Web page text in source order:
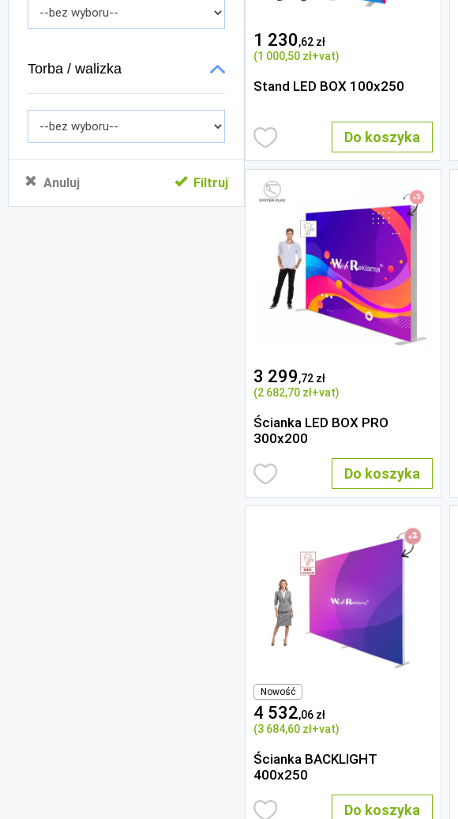
1 230,62 zł
(1 000,50 zł+vat)
Stand LED BOX 100x250
Do koszyka
3 299,72 zł
(2 682,70 zł+vat)
Ścianka LED BOX PRO
300x200
Do koszyka
Nowość
4 532,06 zł
(3 684,60 zł+vat)
Ścianka BACKLIGHT
400x250
Do koszyka
Torba / walizka
Anuluj Filtruj